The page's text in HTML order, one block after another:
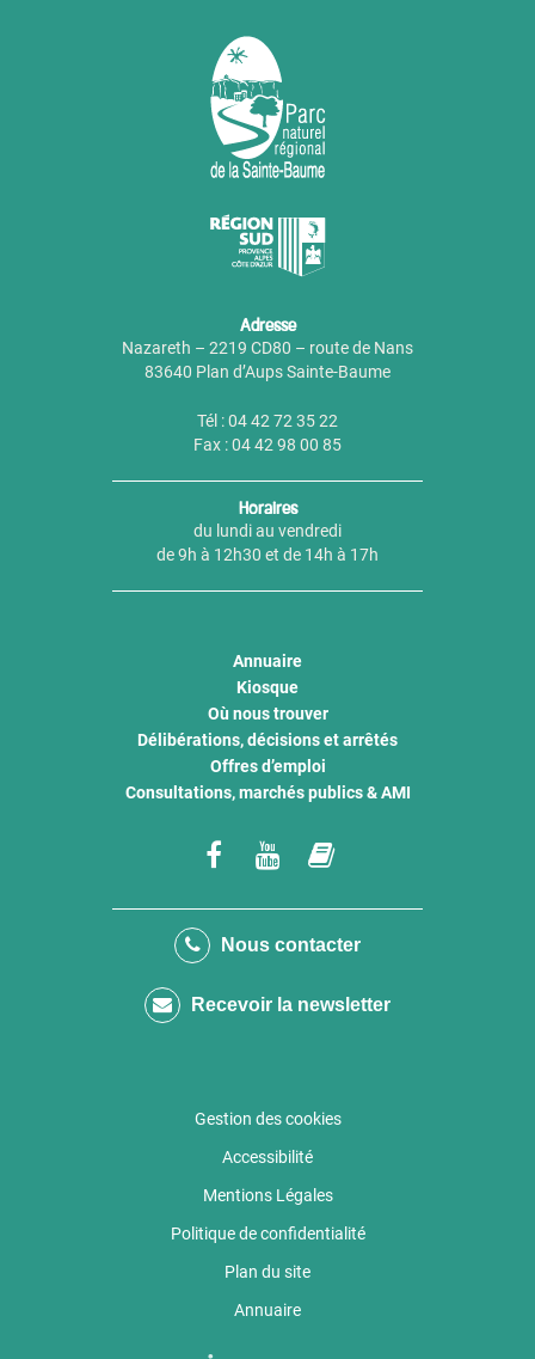
Adresse
Nazareth – 2219 CD80 – route de Nans
83640 Plan d’Aups Sainte-Baume
Tél : 04 42 72 35 22
Fax : 04 42 98 00 85
Horaires
du lundi au vendredi
de 9h à 12h30 et de 14h à 17h
Annuaire
Kiosque
Où nous trouver
Délibérations, décisions et arrêtés
Offres d’emploi
Consultations, marchés publics & AMI
Lien
le
Facebook
Lien
la
Youtube
le
calaméo
Nous contacter
Recevoir la newsletter
Gestion des cookies
Accessibilité
Mentions Légales
Politique de confidentialité
Plan du site
Annuaire